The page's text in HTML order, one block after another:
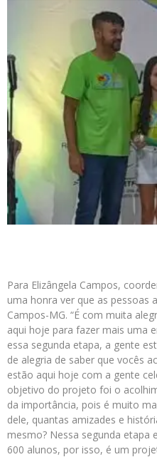
Para Elizângela Campos,
uma honra ver que as
Campos-MG. “É com muita
aqui hoje para fazer mais uma
essa segunda etapa, a gente
de alegria de saber que vocês
estão aqui hoje com a gente
objetivo do projeto foi o
da importância, pois é muito
dele, quantas amizades e
mesmo? Nessa segunda etapa
600 alunos, por isso, é um